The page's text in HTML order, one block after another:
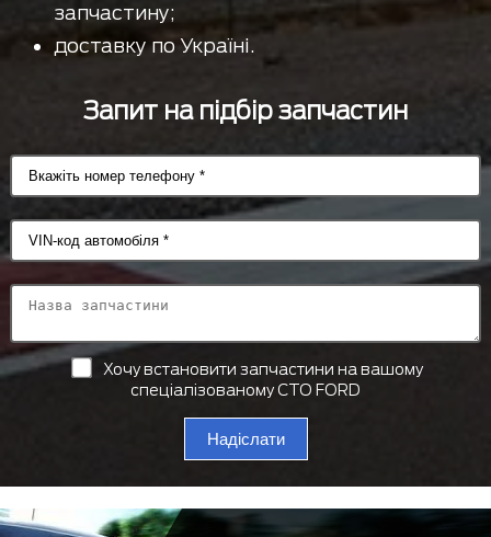
запчастину;
доставку по Україні.
Запит на підбір запчастин
Хочу встановити запчастини на вашому
спеціалізованому СТО FORD
Надіслати